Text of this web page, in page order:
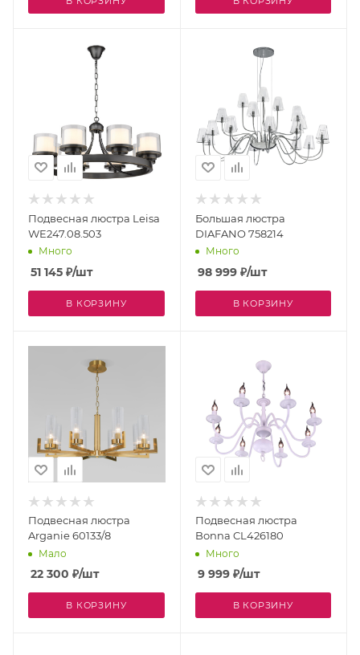
Подвесная люстра Leisa
WE247.08.503
Много
51 145 ₽/шт
В КОРЗИНУ
Большая люстра
DIAFANO 758214
Много
98 999₽/шт
В КОРЗИНУ
Подвесная люстра
Arganie 60133/8
Мало
22 300 ₽/шт
В КОРЗИНУ
Подвесная люстра
Bonna CL426180
Много
9 999₽/шт
В КОРЗИНУ